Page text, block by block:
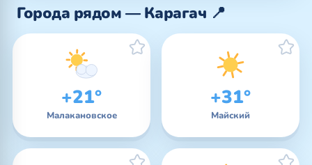
Города рядом — Карагач 📍
+21°
Малакановское
+31°
Майский